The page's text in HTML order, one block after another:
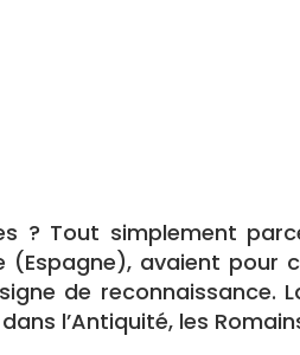
? Tout simplement
(Espagne), avaient pour
de
l’Antiquité, les